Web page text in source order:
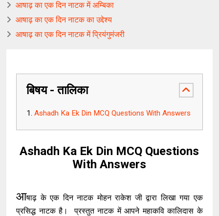
आषाढ़ का एक दिन नाटक में अम्बिका
आषाढ़ का एक दिन नाटक का उद्देश्य
आषाढ़ का एक दिन नाटक में प्रियंगुमंजरी
बिषय - तालिका
Ashadh Ka Ek Din MCQ Questions With Answers
Ashadh Ka Ek Din MCQ Questions
With Answers
आषाढ़ के एक दिन नाटक मोहन राकेश जी द्वारा लिखा गया एक
प्रसिद्ध नाटक है। प्रस्तुत नाटक में आपने महाकवि कालिदास के